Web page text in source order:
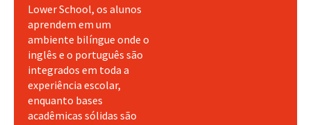
Lower School, os alunos
aprendem em um
ambiente bilíngue onde o
inglês e o português são
integrados em toda a
experiência escolar,
enquanto bases
acadêmicas sólidas são